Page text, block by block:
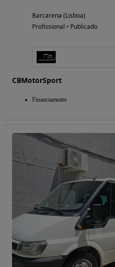
Barcarena (Lisboa)
Profissional • Publicado
CBMotorSport
Financiamento